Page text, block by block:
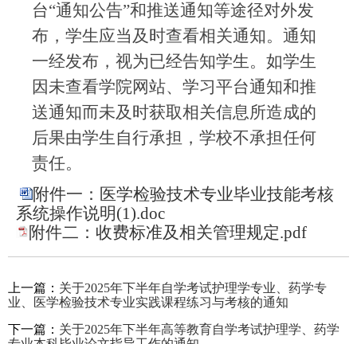
台“通知公告”和推送通知等途径对外发
布，学生应当及时查看相关通知。通知
一经发布，视为已经告知学生。如学生
因未查看学院网站、学习平台通知和推
送通知而未及时获取相关信息所造成的
后果由学生自行承担，学校不承担任何
责任。
附件一：医学检验技术专业毕业技能考核
系统操作说明(1).doc
附件二：收费标准及相关管理规定.pdf
上一篇： 关于2025年下半年自学考试护理学专业、药学专
业、医学检验技术专业实践课程练习与考核的通知
下一篇： 关于2025年下半年高等教育自学考试护理学、药学